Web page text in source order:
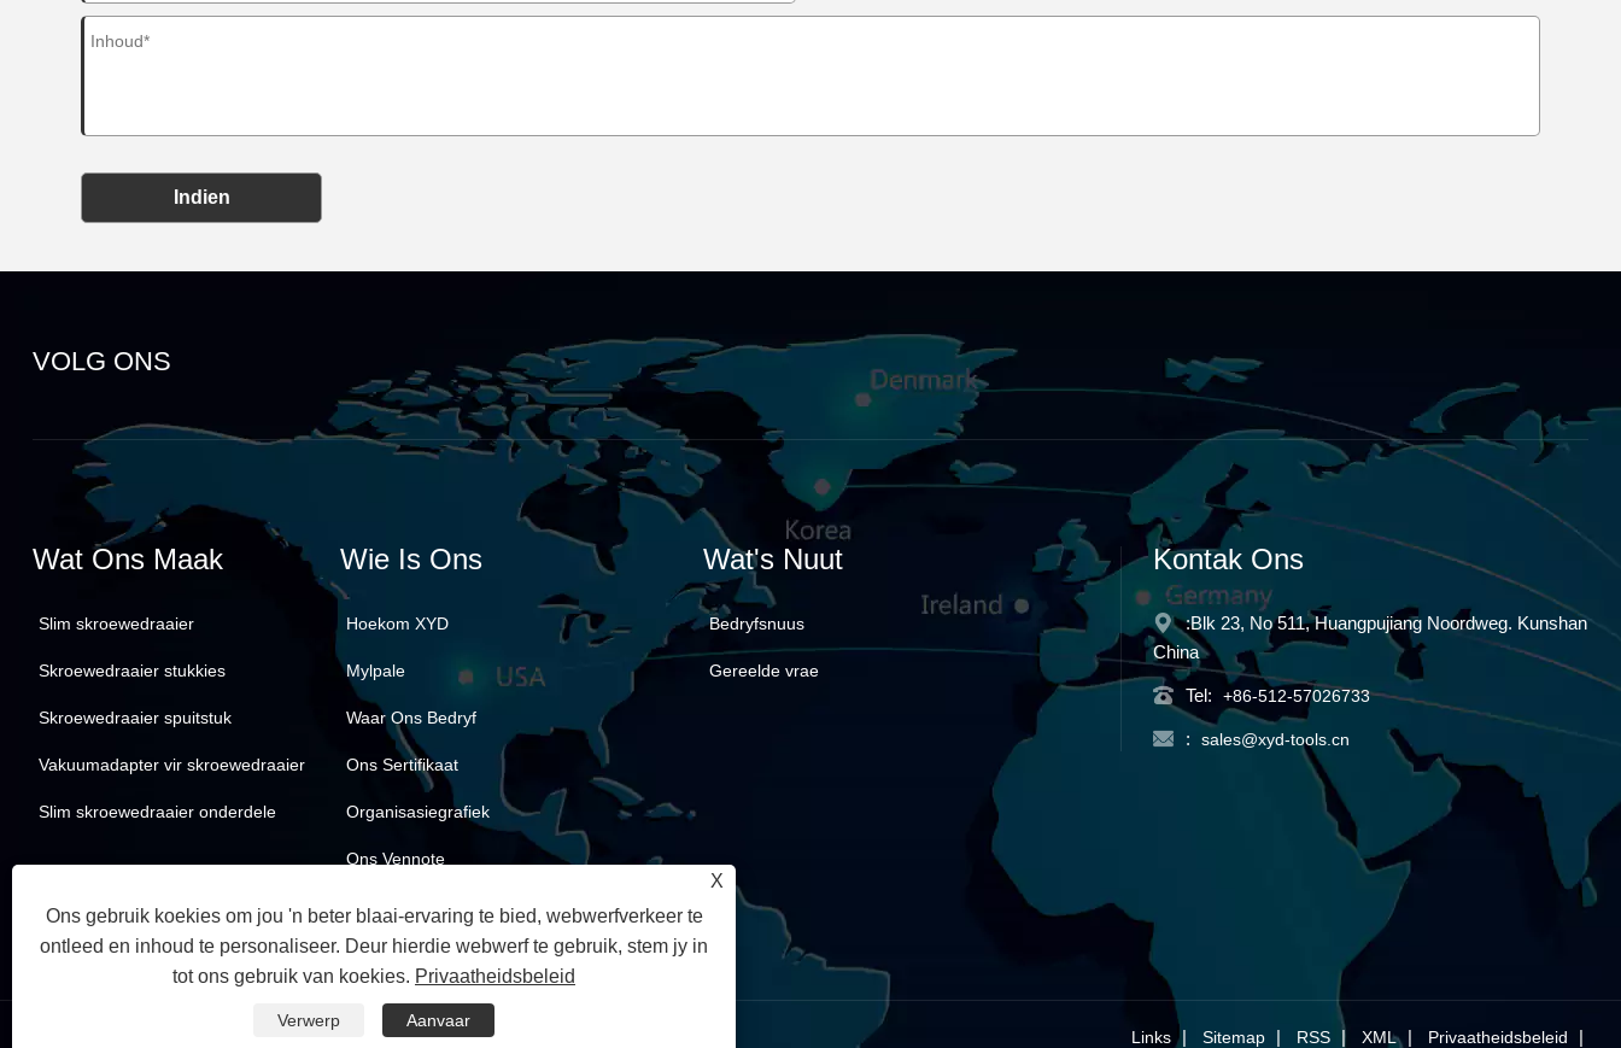
Indien
VOLG ONS
Wat Ons Maak
Slim skroewedraaier
Skroewedraaier stukkies
Skroewedraaier spuitstuk
Vakuumadapter vir skroewedraaier
Slim skroewedraaier onderdele
Wie Is Ons
Hoekom XYD
Mylpale
Waar Ons Bedryf
Ons Sertifikaat
Organisasiegrafiek
Ons Vennote
Wat's Nuut
Bedryfsnuus
Gereelde vrae
Kontak Ons
:Blk 23, No 511, Huangpujiang Noordweg. Kunshan
China
Tel: +86-512-57026733
: sales@xyd-tools.cn
Kopiereg © 2023 Kunshan Yu Mao Electronic Co., Ltd. Alle regte voorbehou Links | Sitemap | RSS | XML | Privaatheidsbeleid |
X
Ons gebruik koekies om jou 'n beter blaai-ervaring te bied, webwerfverkeer te
ontleed en inhoud te personaliseer. Deur hierdie webwerf te gebruik, stem jy in
tot ons gebruik van koekies. Privaatheidsbeleid
Verwerp Aanvaar